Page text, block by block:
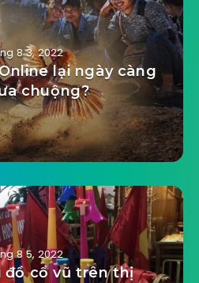
8 3, 2022
lại ngày càng
chuộng?
8 5, 2022
đồ cổ vũ trên thị